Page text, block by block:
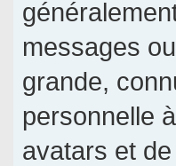
messages
grande,
personnelle
avatars et